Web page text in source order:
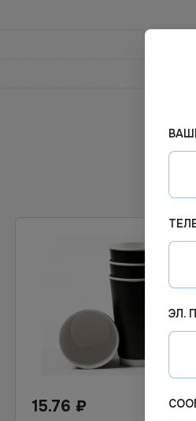
15.76 ₽
ЭЛ.